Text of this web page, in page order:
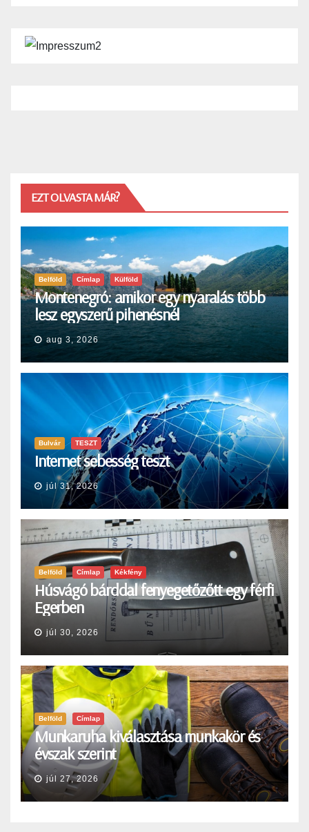
EZT OLVASTA MÁR?
Belföld Címlap Külföld
Montenegró: amikor egy nyaralás több
lesz egyszerű pihenésnél
aug 3, 2026
Bulvár TESZT
Internet sebesség teszt
júl 31, 2026
Belföld Címlap Kékfény
Húsvágó bárddal fenyegetőzőtt egy férfi
Egerben
júl 30, 2026
Belföld Címlap
Munkaruha kiválasztása munkakör és
évszak szerint
júl 27, 2026